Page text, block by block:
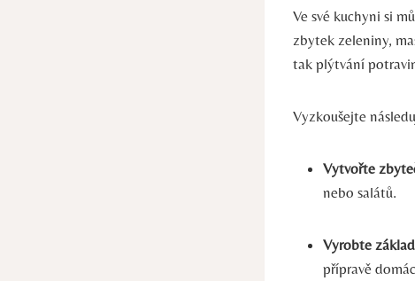
Ve své kuchyni si
zbytek zeleniny,
tak plýtvání
Vyzkoušejte
Vytvořte
nebo salátů.
Vyrobte
přípravě